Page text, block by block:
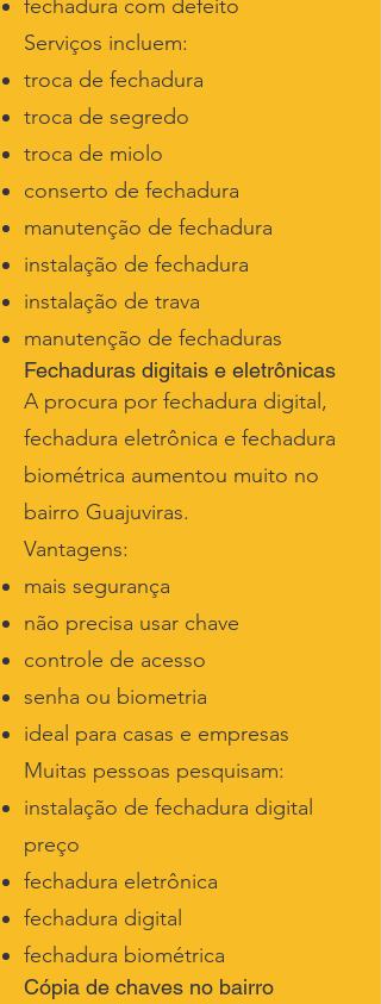
fechadura com defeito
Serviços incluem:
troca de fechadura
troca de segredo
troca de miolo
conserto de fechadura
manutenção de fechadura
instalação de fechadura
instalação de trava
manutenção de fechaduras
Fechaduras digitais e eletrônicas
A procura por fechadura digital,
fechadura eletrônica e fechadura
biométrica aumentou muito no
bairro Guajuviras.
Vantagens:
mais segurança
não precisa usar chave
controle de acesso
senha ou biometria
ideal para casas e empresas
Muitas pessoas pesquisam:
instalação de fechadura digital
preço
fechadura eletrônica
fechadura digital
fechadura biométrica
Cópia de chaves no bairro